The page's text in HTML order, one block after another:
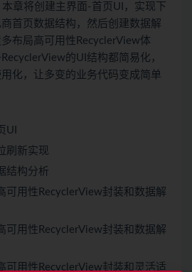
本章将创建主界面-首页UI，实现下
首页数据结构，然后创建数据解
布局高可用性RecyclerView体
的UI结构都简易化，
化，让多变的业务代码变成简单
UI
刷新实现
结构分析
可用性RecyclerView封装和数据解
可用性RecyclerView封装和数据解
可用性RecyclerView封装和灵活适